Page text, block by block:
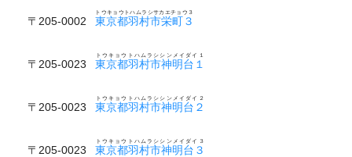
〒205-0002 東京都羽村市栄町３
トウキョウトハムラシサカエチョウ３
〒205-0023 東京都羽村市神明台１
トウキョウトハムラシシンメイダイ１
〒205-0023 東京都羽村市神明台２
トウキョウトハムラシシンメイダイ２
〒205-0023 東京都羽村市神明台３
トウキョウトハムラシシンメイダイ３